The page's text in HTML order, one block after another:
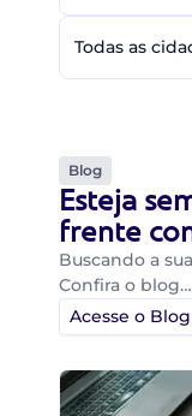
Todas as
Blog
Esteja
frente
Buscando a
Confira o blog…
Acesse o